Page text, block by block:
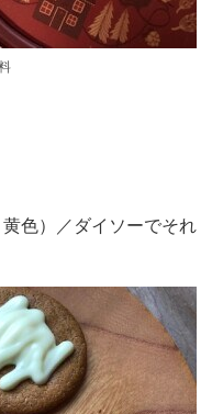
色）／ダイソーでそれ